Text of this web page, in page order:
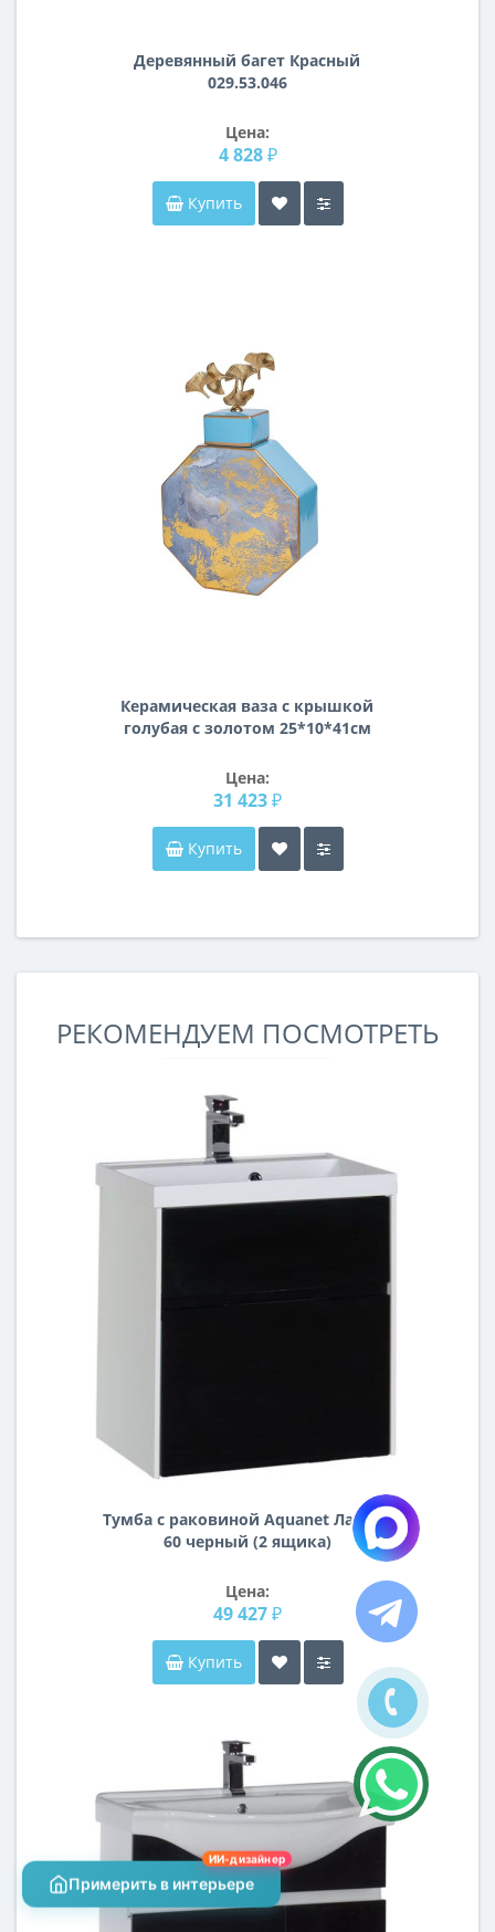
Деревянный багет Красный
029.53.046
Цена:
4 828 ₽
Купить
Керамическая ваза с крышкой
голубая с золотом 25*10*41см
Цена:
31 423 ₽
Купить
РЕКОМЕНДУЕМ ПОСМОТРЕТЬ
Тумба с раковиной Aquanet Латина
60 черный (2 ящика)
Цена:
49 427 ₽
Купить
Примерить в интерьере
ИИ-дизайнер